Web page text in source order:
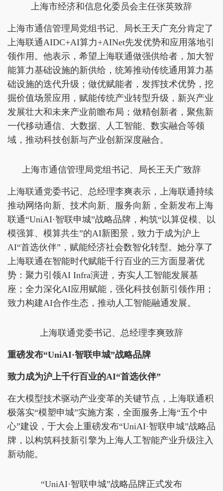
上海市经济和信息化委员会主任张英致辞
上海市通信管理局党组书记、局长王天广充分肯定了
上海联通AIDC+AI算力+AINet先发优势和应用落地引
领作用。他表示，希望上海联通做强供给者，加大智
能算力基础设施的新供给，统筹推动传统通用算力基
础设施的迭代升级；做优赋能者，发挥技术优势，挖
掘价值场景应用，赋能传统产业转型升级，新兴产业
发展壮大和未来产业前瞻布局；做精创新者，聚焦新
一代移动通信、大数据、人工智能、数实融合等领
域，推动科技创新与产业创新深度融合。
上海市通信管理局党组书记、局长王天广致辞
上海联通党委书记、总经理李爽表示，上海联通持续
推动网络向新、技术向新、服务向新，全新发布上海
联通“UniAI·智联申城”战略品牌，构筑“以算促模、以
模强算、模算共生”的AI新图景，致力于成为沪上
AI“首选伙伴”，赋能经济社会数智化转型。她分享了
上海联通在智能时代赋能千行百业的三方面显著优
势：聚力引领AI Infra演进，夯实人工智能发展基
座；全力深化AI应用赋能，强化科技创新引领作用；
致力构建AI合作生态，推动人工智能融通发展。
上海联通党委书记、总经理李爽致辞
重磅发布“UniAI·智联申城”战略品牌
致力成为沪上千行百业的AI“首选伙伴”
在大模型技术驱动产业变革的关键节点，上海联通积
极落实“模塑申城”实施方案，全面服务上海“五个中
心”建设，于大会上重磅发布“UniAI·智联申城”战略品
牌，以构筑科技新引擎为上海人工智能产业升级注入
新动能。
“UniAI·智联申城”战略品牌正式发布